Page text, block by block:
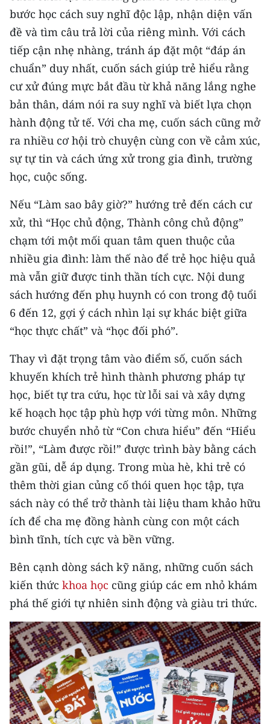
E-Magazine
Video
Media Chính trị
Media Kinh tế
Media Văn hóa
Media Xã hội
Media Du lịch
Media Thế giới
Media Thể thao
Media Giáo dục
Media Y tế
Media Môi trường
Ảnh
Infographic
TIN MỚI
TIN ĐỊA PHƯƠNG
Trung du và miền núi phía Bắc
Đồng bằng sông Hồng
Bắc Trung Bộ
Duyên hải Nam Trung Bộ và Tây
Đông Nam Bộ
Đồng bằng sông Cửu Long
Chuyên trang Hà Nội
bước học cách suy nghĩ độc lập, nhận diện vấn
đề và tìm câu trả lời của riêng mình. Với cách
tiếp cận nhẹ nhàng, tránh áp đặt một “đáp án
chuẩn” duy nhất, cuốn sách giúp trẻ hiểu rằng
cư xử đúng mực bắt đầu từ khả năng lắng nghe
bản thân, dám nói ra suy nghĩ và biết lựa chọn
hành động tử tế. Với cha mẹ, cuốn sách cũng mở
ra nhiều cơ hội trò chuyện cùng con về cảm xúc,
sự tự tin và cách ứng xử trong gia đình, trường
học, cuộc sống.
Nếu “Làm sao bây giờ?” hướng trẻ đến cách cư
xử, thì “Học chủ động, Thành công chủ động”
chạm tới một mối quan tâm quen thuộc của
nhiều gia đình: làm thế nào để trẻ học hiệu quả
mà vẫn giữ được tinh thần tích cực. Nội dung
sách hướng đến phụ huynh có con trong độ tuổi
6 đến 12, gợi ý cách nhìn lại sự khác biệt giữa
“học thực chất” và “học đối phó”.
Thay vì đặt trọng tâm vào điểm số, cuốn sách
khuyến khích trẻ hình thành phương pháp tự
học, biết tự tra cứu, học từ lỗi sai và xây dựng
kế hoạch học tập phù hợp với từng môn. Những
bước chuyển nhỏ từ “Con chưa hiểu” đến “Hiểu
rồi!”, “Làm được rồi!” được trình bày bằng cách
gần gũi, dễ áp dụng. Trong mùa hè, khi trẻ có
thêm thời gian củng cố thói quen học tập, tựa
sách này có thể trở thành tài liệu tham khảo hữu
ích để cha mẹ đồng hành cùng con một cách
bình tĩnh, tích cực và bền vững.
Bên cạnh dòng sách kỹ năng, những cuốn sách
kiến thức khoa học cũng giúp các em nhỏ khám
phá thế giới tự nhiên sinh động và giàu tri thức.